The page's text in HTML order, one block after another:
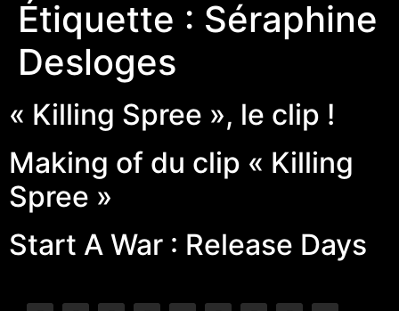
Étiquette : Séraphine
Desloges
« Killing Spree », le clip !
Making of du clip « Killing
Spree »
Start A War : Release Days